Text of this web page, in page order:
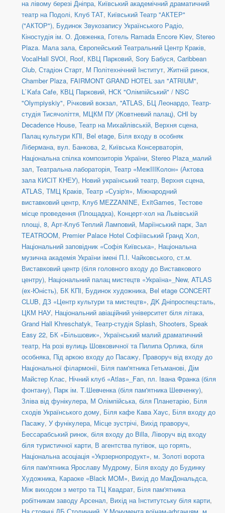
на лівому березі Дніпра, Київський академічний драматичний
театр на Подолі, Клуб ТАТ, Київський Театр "АКТЕР"
("АКТОР"), Будинок Звукозапису Українського Радіо,
Кіностудія ім. О. Довженка, Готель Ramada Encore Kiev, Stereo
Plaza. Мала зала, Європейський Театральний Центр Краків,
VocalHall SVOI, Roof, КВЦ Парковий, Sory Бабуся, Caribbean
Club, Стадіон Старт, М Політехнічний Інститут, Житній ринок,
Chamber Plaza, FAIRMONT GRAND HOTEL зал "ATRIUM",
L`Kafa Cafe, КВЦ Парковий, НСК "Олімпійський" / NSC
"Olympiyskiy", Річковий вокзал, ''ATLAS, БЦ Леонардо, Театр-
студія Тисячоліття, МЦКМ ПУ (Жовтневий палац), CHI by
Decadence House, Театр на Михайлівській, Верхня сцена,
Палац культури КПІ, Bel etage, Біля входу в особняк
Лібермана, вул. Банкова, 2, Київська Консерваторія,
Національна спілка композиторів України, Stereo Plaza_малий
зал, Театральна лабораторія, Театр «МежIIIКолон» (Актова
зала КИСІТ КНЕУ), Новий український театр, Верхня сцена,
ATLAS, ТМЦ Краків, Театр «Сузір'я», Міжнародний
виставковий центр, Клуб MEZZANINE, ExitGames, Тестове
місце проведення (Площадка), Концерт-хол на Львівській
площі, 8, Арт-Клуб Теплий Ламповий, Маріїнський парк, Зал
TEATROOM, Premier Palace Hotel Софіївський Гранд Хол,
Національний заповідник «Софія Київська», Національна
музична академія України імені П.І. Чайковського, ст.м.
Виставковий центр (біля головного входу до Виставкового
центру), Національний палац мистецтв «Україна»_New, ATLAS
(ex-Юність), БК КПІ, Будинок художника, Bel etage CONCERT
CLUB, ДЗ «Центр культури та мистецтв», ДK Дніпроспецсталь,
ЦКМ НАУ, Національний авіаційний університет біля літака,
Grand Hall Khreschatyk, Театр-студія Splash, Shooters, Speak
Easy 22, БК «Більшовик», Український малий драматичний
театр, На розі вулиць Шовковичної та Пилипа Орлика, біля
особняка, Під аркою входу до Пасажу, Праворуч від входу до
Національної філармонії, Біля пам'ятника Гетьманові, Дім
Майстер Клас, Нічний клуб «Atlas»_Fan, пл. Івана Франка (біля
фонтану), Парк ім. Т.Шевченка (біля пам'ятника Шевченку),
Зліва від фунікулера, М Олімпійська, біля Планетарію, Біля
сходів Українського дому, Біля кафе Кава Хаус, Біля входу до
Пасажу, У фунікулера, Місце зустрічі, Вихід праворуч,
Бессарабський ринок, біля входу до Billa, Ліворуч від входу
біля туристичної карти, В агентства путівок, що горять,
Національна асоціація «Укрзернопродукт», м. Золоті ворота
біля пам'ятника Ярославу Мудрому, Біля входу до Будинку
Художника, Караоке «Black MOM», Вихід до МакДональдса,
Між виходом з метро та ТЦ Квадрат, Біля пам'ятника
робітникам заводу Арсенал, Вихід на Інститутську біля карти,